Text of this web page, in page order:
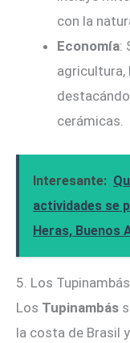
con la
Economía:
agricultura,
cerámicas.
Interesante:
actividades se
Heras, Buenos
5. Los Tupinambás
Los Tupinambás
la costa de Brasil